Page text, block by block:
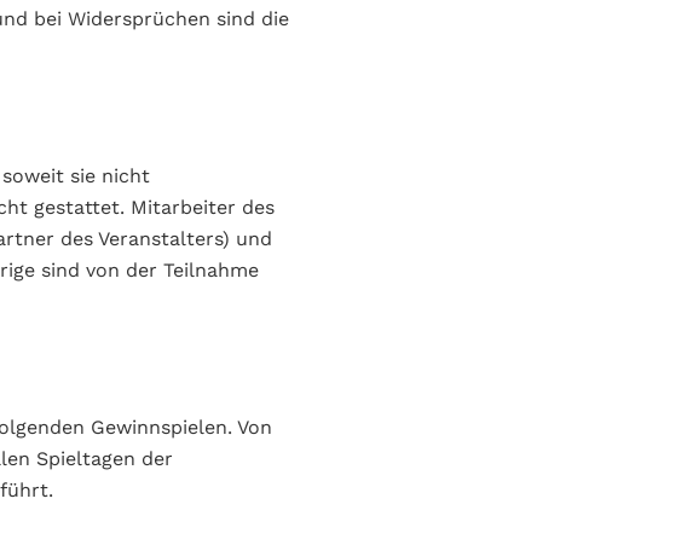
bei Widersprüchen sind die
sie nicht
gestattet. Mitarbeiter des
des Veranstalters) und
sind von der Teilnahme
Gewinnspielen. Von
Spieltagen der